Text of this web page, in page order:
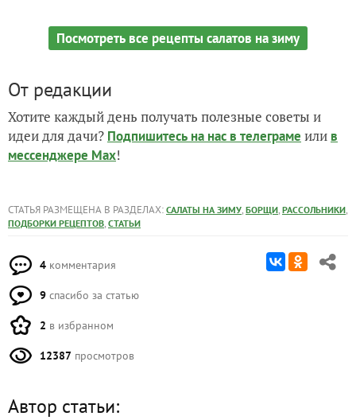
Посмотреть все рецепты салатов на зиму
От редакции
Хотите каждый день получать полезные советы и
идеи для дачи? Подпишитесь на нас в телеграме или в
мессенджере Max!
СТАТЬЯ РАЗМЕЩЕНА В РАЗДЕЛАХ: САЛАТЫ НА ЗИМУ, БОРЩИ, РАССОЛЬНИКИ,
ПОДБОРКИ РЕЦЕПТОВ, СТАТЬИ
4 комментария
9 спасибо за статью
2 в избранном
12387 просмотров
Автор статьи: